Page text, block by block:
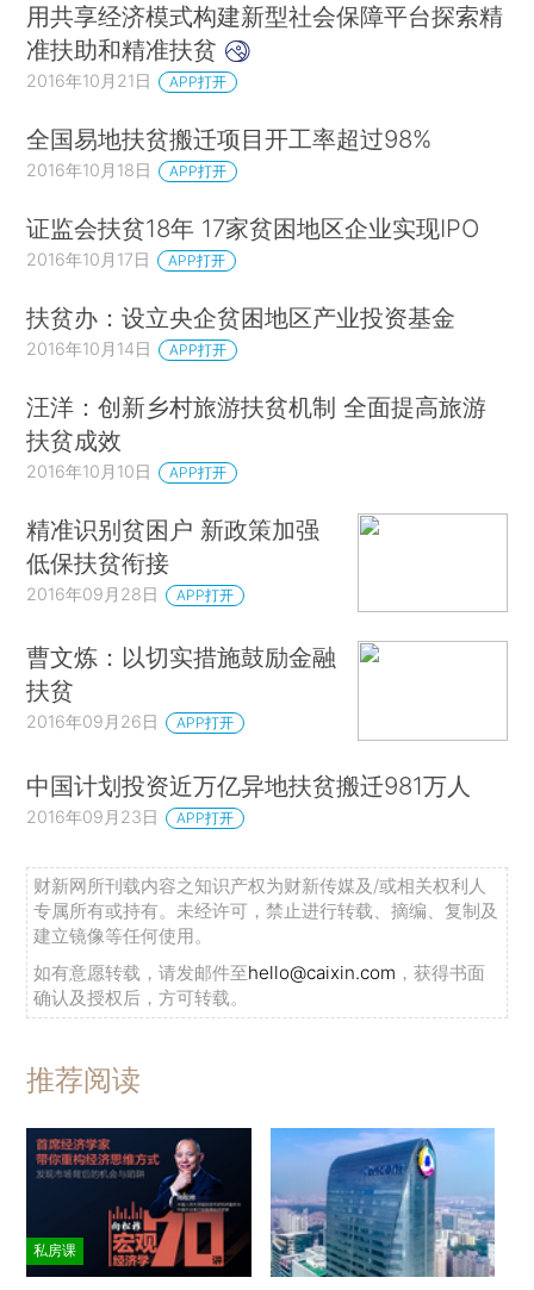
用共享经济模式构建新型社会保障平台探索精
准扶助和精准扶贫
2016年10月21日 APP打开
全国易地扶贫搬迁项目开工率超过98%
2016年10月18日 APP打开
证监会扶贫18年 17家贫困地区企业实现IPO
2016年10月17日 APP打开
扶贫办：设立央企贫困地区产业投资基金
2016年10月14日 APP打开
汪洋：创新乡村旅游扶贫机制 全面提高旅游
扶贫成效
2016年10月10日 APP打开
精准识别贫困户 新政策加强
低保扶贫衔接
2016年09月28日 APP打开
曹文炼：以切实措施鼓励金融
扶贫
2016年09月26日 APP打开
中国计划投资近万亿异地扶贫搬迁981万人
2016年09月23日 APP打开
财新网所刊载内容之知识产权为财新传媒及/或相关权利人
专属所有或持有。未经许可，禁止进行转载、摘编、复制及
建立镜像等任何使用。
如有意愿转载，请发邮件至hello@caixin.com ，获得书面
确认及授权后，方可转载。
推荐阅读
私房课